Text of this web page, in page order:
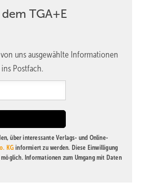
TGA+E
uns ausgewählte Informationen
Postfach.
über interessante Verlags- und Online-
KG informiert zu werden. Diese Einwilligung
Informationen zum Umgang mit Daten